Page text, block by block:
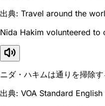
出典: Travel around the
Nida Hakim volunteered to
ニダ・ハキムは通りを掃除
出典: VOA Standard